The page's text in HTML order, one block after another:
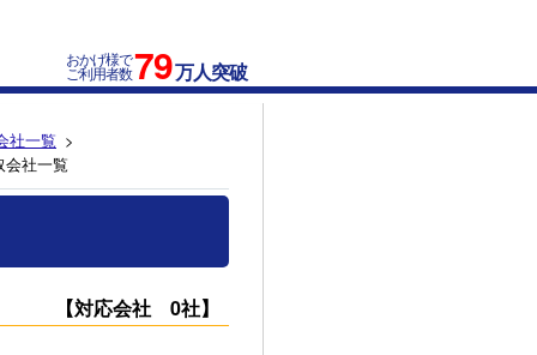
おかげ様で
ご利用者数79万人突破
社一覧
会社一覧
【対応会社 0社】